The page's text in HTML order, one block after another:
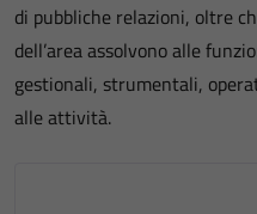
di pubbliche relazioni, oltre
dell’area assolvono alle
gestionali, strumentali,
alle attività.